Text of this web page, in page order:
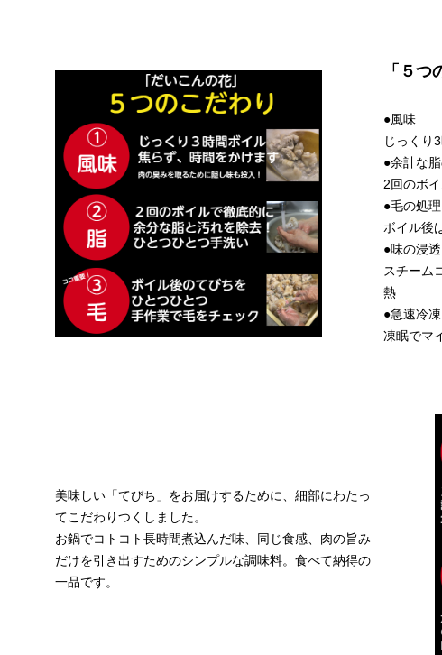
「５
●風味
じっくり
●余計な
2回のボ
●毛の処理
ボイル後
●味の浸透
スチーム
熱
●急速冷凍
凍眠でマ
美味しい「てびち」をお届けするために、細部にわたっ
てこだわりつくしました。
お鍋でコトコト長時間煮込んだ味、同じ食感、肉の旨み
だけを引き出すためのシンプルな調味料。食べて納得の
一品です。